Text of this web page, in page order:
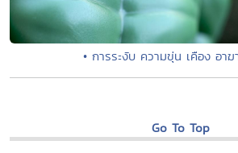
• การระงับ ความขุ่น เคือง อา
Go To Top